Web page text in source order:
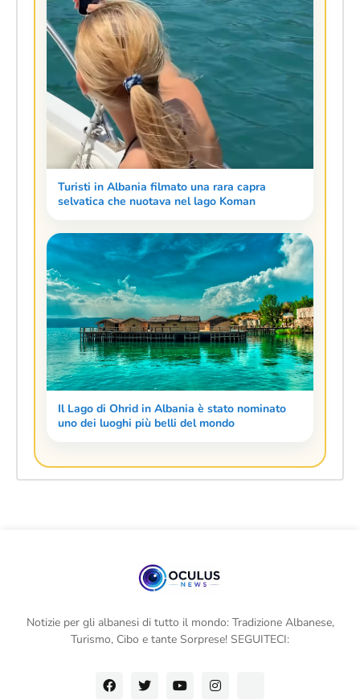
Turisti in Albania filmato una rara capra
selvatica che nuotava nel lago Koman
Il Lago di Ohrid in Albania è stato nominato
uno dei luoghi più belli del mondo
Notizie per gli albanesi di tutto il mondo: Tradizione Albanese,
Turismo, Cibo e tante Sorprese! SEGUITECI: